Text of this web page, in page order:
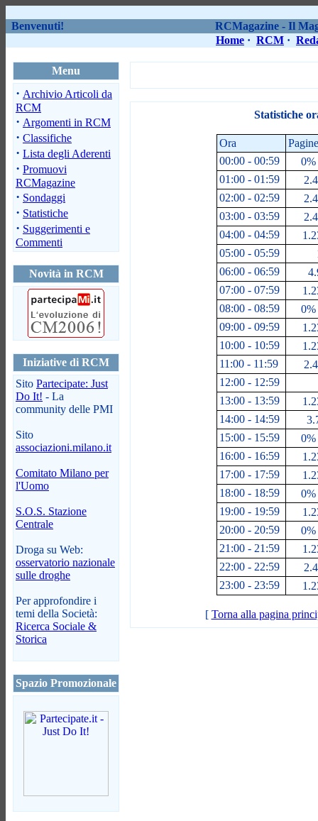
Benvenuti!
RCMagazine - Il
Home · RCM ·
Menu
· Archivio Articoli da
RCM
· Argomenti in RCM
· Classifiche
· Lista degli Aderenti
· Promuovi
RCMagazine
· Sondaggi
· Statistiche
· Suggerimenti e
Commenti
Novità in RCM
Iniziative di RCM
Sito Partecipate: Just
Do It! - La
community delle PMI
Sito
associazioni.milano.it
Comitato Milano per
l'Uomo
S.O.S. Stazione
Centrale
Droga su Web:
osservatorio nazionale
sulle droghe
Per approfondire i
temi della Società:
Ricerca Sociale &
Storica
Spazio Promozionale
Statistiche
Ora
00:00 - 00:59
01:00 - 01:59
02:00 - 02:59
03:00 - 03:59
04:00 - 04:59
05:00 - 05:59
06:00 - 06:59
07:00 - 07:59
08:00 - 08:59
09:00 - 09:59
10:00 - 10:59
11:00 - 11:59
12:00 - 12:59
13:00 - 13:59
14:00 - 14:59
15:00 - 15:59
16:00 - 16:59
17:00 - 17:59
18:00 - 18:59
19:00 - 19:59
20:00 - 20:59
21:00 - 21:59
22:00 - 22:59
23:00 - 23:59
[ Torna alla pagina